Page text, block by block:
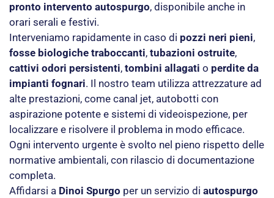
pronto intervento autospurgo, disponibile anche in
orari serali e festivi.
Interveniamo rapidamente in caso di pozzi neri pieni,
fosse biologiche traboccanti, tubazioni ostruite,
cattivi odori persistenti, tombini allagati o perdite da
impianti fognari. Il nostro team utilizza attrezzature ad
alte prestazioni, come canal jet, autobotti con
aspirazione potente e sistemi di videoispezione, per
localizzare e risolvere il problema in modo efficace.
Ogni intervento urgente è svolto nel pieno rispetto delle
normative ambientali, con rilascio di documentazione
completa.
Affidarsi a Dinoi Spurgo per un servizio di autospurgo